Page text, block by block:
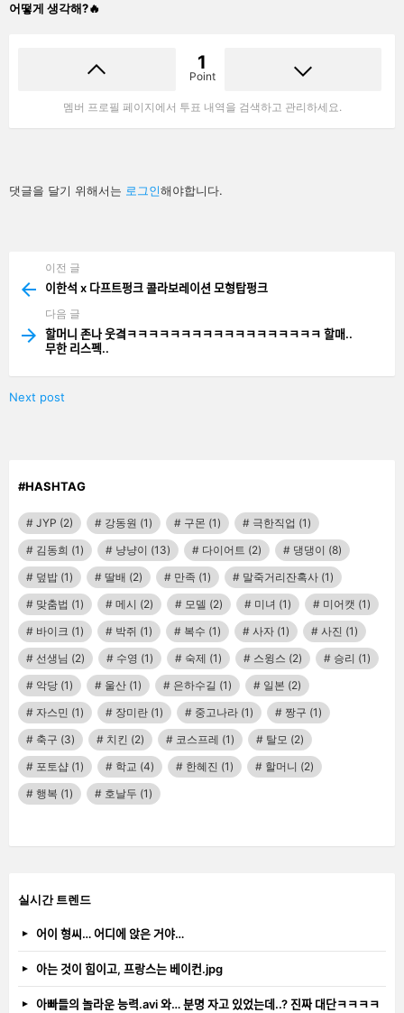
어떻게 생각해?🔥
1
Point
멤버 프로필 페이지에서 투표 내역을 검색하고 관리하세요.
답
글
댓글을 달기 위해서는 로그인해야합니다.
more
이전 글
이한석 x 다프트펑크 콜라보레이션 모형탑펑크
다음 글
할머니 존나 웃곀ㅋㅋㅋㅋㅋㅋㅋㅋㅋㅋㅋㅋㅋㅋㅋㅋㅋㅋ 할매..
무한 리스펙..
Next post
#HASHTAG
JYP (2) 강동원 (1) 구몬 (1) 극한직업 (1)
김동희 (1) 냥냥이 (13) 다이어트 (2) 댕댕이 (8)
덮밥 (1) 딸배 (2) 만족 (1) 말죽거리잔혹사 (1)
맞춤법 (1) 메시 (2) 모델 (2) 미녀 (1) 미어캣 (1)
바이크 (1) 박쥐 (1) 복수 (1) 사자 (1) 사진 (1)
선생님 (2) 수영 (1) 숙제 (1) 스윙스 (2) 승리 (1)
악당 (1) 울산 (1) 은하수길 (1) 일본 (2)
자스민 (1) 장미란 (1) 중고나라 (1) 짱구 (1)
축구 (3) 치킨 (2) 코스프레 (1) 탈모 (2)
포토샵 (1) 학교 (4) 한혜진 (1) 할머니 (2)
행복 (1) 호날두 (1)
실시간 트렌드
어이 형씨… 어디에 앉은 거야…
아는 것이 힘이고, 프랑스는 베이컨.jpg
아빠들의 놀라운 능력.avi 와… 분명 자고 있었는데..? 진짜 대단ㅋㅋㅋㅋ